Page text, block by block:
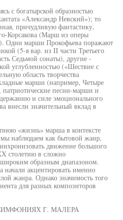
с богатырской образностью
«Александр Невский»); то
причудливую фантастику,
Корсакова (Марш из оперы
Одни марши Прокофьева поражают
(5-я вар. из II части Третьего
Седьмой сонаты), другие -
углубленностью («Шествие с
область творчества
марши (например, Четыре
патриотические песни-марши и
и силе эмоционального
внесли значительный вклад в
«жизнь» марша в контексте
мы наблюдаем как бытовой жанр,
движение большого
столетию в сложно
образным диапазоном.
акцентировать имеино
жанра. Однако значимость того
для разных композиторов
Г. МАЛЕРА